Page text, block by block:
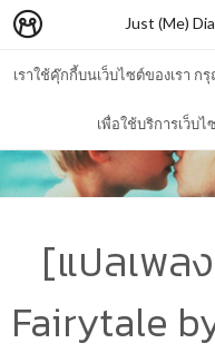
เราใช้คุ๊กกี้บนเว็บไซต์ของเรา
เพื่อใช้บริการเว็บไ
Just (Me)
[แปลเพล
Fairytale